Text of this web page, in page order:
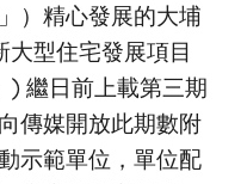
）精心發展的大埔
大型住宅發展項目
) 繼日前上載第三期
傳媒開放此期數附
示範單位，單位配